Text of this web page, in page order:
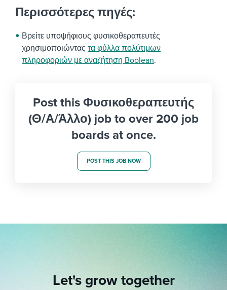
Περισσότερες πηγές:
Βρείτε υποψήφιους φυσικοθεραπευτές
χρησιμοποιώντας τα φύλλα πολύτιμων
πληροφοριών με αναζήτηση Boolean.
Post this Φυσικοθεραπευτής
(Θ/Α/Άλλο) job to over 200 job
boards at once.
POST THIS JOB NOW
Let's grow together